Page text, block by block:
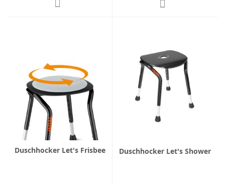
Duschhocker Let's Frisbee Duschhocker Let's Shower